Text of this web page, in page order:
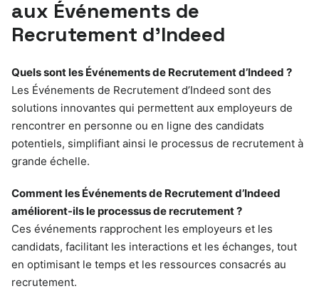
aux Événements de
Recrutement d’Indeed
Quels sont les Événements de Recrutement d’Indeed ?
Les Événements de Recrutement d’Indeed sont des
solutions innovantes qui permettent aux employeurs de
rencontrer en personne ou en ligne des candidats
potentiels, simplifiant ainsi le processus de recrutement à
grande échelle.
Comment les Événements de Recrutement d’Indeed
améliorent-ils le processus de recrutement ?
Ces événements rapprochent les employeurs et les
candidats, facilitant les interactions et les échanges, tout
en optimisant le temps et les ressources consacrés au
recrutement.